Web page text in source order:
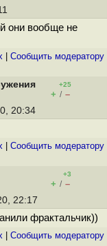
они вообще не
Cообщить модератору
+25
+ / –
20:34
Cообщить модератору
+3
+ / –
22:17
фрактальчик))
Cообщить модератору